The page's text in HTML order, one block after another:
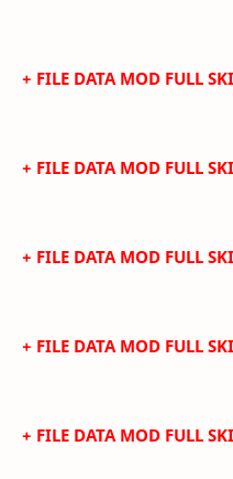
+ FILE DATA MOD FULL
+ FILE DATA MOD FULL
+ FILE DATA MOD FULL
+ FILE DATA MOD FULL
+ FILE DATA MOD FULL